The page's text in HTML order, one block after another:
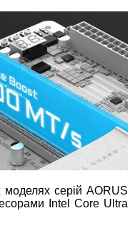
серій AORUS
Intel Core Ultra